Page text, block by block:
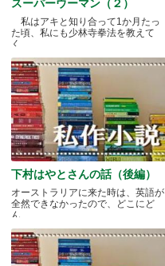
スーパーウーマン（２）
私はアキと知り合って1か月たっ
た頃、私にも少林寺拳法を教えて
く.....
下村はやとさんの話（後編）
オーストラリアに来た時は、英語が
全然できなかったので、どこにど
ん.....